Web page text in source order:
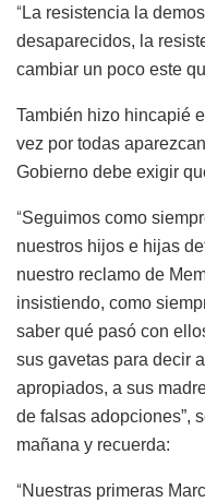
“ La resistencia la
desaparecidos, la
cambiar un poco este
También hizo hincapié
vez por todas
Gobierno debe exigir
“Seguimos como
nuestros hijos e hijas
nuestro reclamo de
insistiendo, como
saber qué pasó con
sus gavetas para decir
apropiados, a sus
de falsas adopciones”,
mañana y recuerda:
“Nuestras primeras